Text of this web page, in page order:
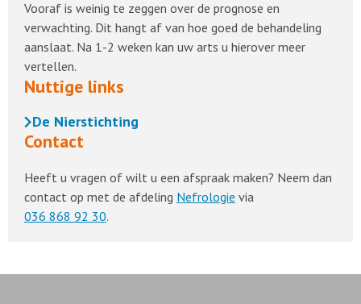
Vooraf is weinig te zeggen over de prognose en
verwachting. Dit hangt af van hoe goed de behandeling
aanslaat. Na 1-2 weken kan uw arts u hierover meer
vertellen.
Nuttige links
De Nierstichting
Contact
Heeft u vragen of wilt u een afspraak maken? Neem dan
contact op met de afdeling Nefrologie via
036 868 92 30.